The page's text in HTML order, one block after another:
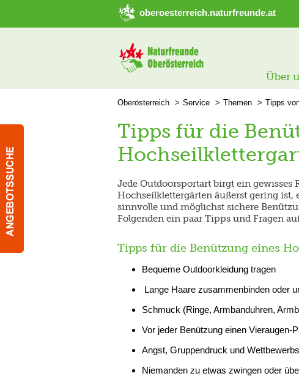
➜ Hauptregion der Seite anspringen
oberoesterreich.naturfreunde.at
Über
Oberösterreich Service Themen Tipps
Tipps für die
Jede Outdoorsportart birgt ein
Hochseilklettergärten äußerst gering
sinnvolle und möglichst sichere
Folgenden ein paar Tipps und Fragen
Tipps für die Benützung eines
Bequeme Outdoorkleidung tragen
Lange Haare zusammenbinden oder
Schmuck (Ringe, Armbanduhren,
Vor jeder Benützung einen Vieraugen-
Angst, Gruppendruck und
Niemanden zu etwas zwingen oder